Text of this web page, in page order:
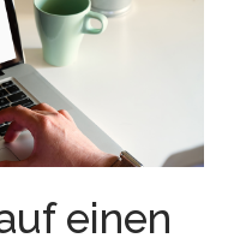
einen